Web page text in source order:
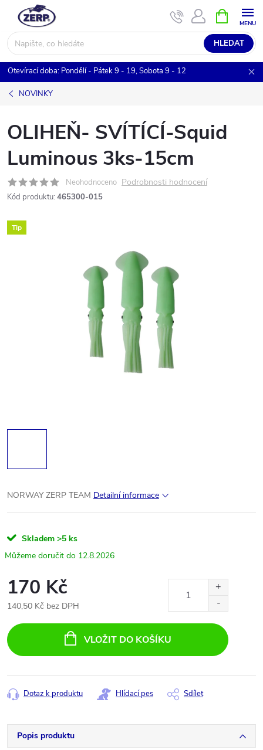
obsah
HLEDAT
NÁKUPNÍ
KOŠÍK
Otevírací doba: Pondělí - Pátek 9 - 19, Sobota 9 - 12
NOVINKY
OLIHEŇ- SVÍTÍCÍ-Squid
Luminous 3ks-15cm
Neohodnoceno Podrobnosti hodnocení
Kód produktu: 465300-015
Tip
NORWAY ZERP TEAM Detailní informace
Skladem >5 ks
12.8.2026
170 Kč
140,50 Kč bez DPH
cena:
VLOŽIT DO KOŠÍKU
Dotaz k produktu Hlídací pes Sdílet
Popis produktu